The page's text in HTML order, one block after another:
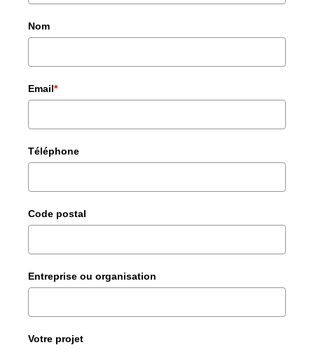
Nom
Email*
Téléphone
Code postal
Entreprise ou organisation
Votre projet